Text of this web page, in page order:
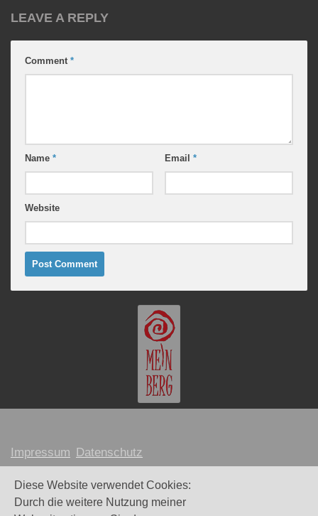
LEAVE A REPLY
Comment *
Name * Email *
Website
Impressum Datenschutz
MARION MEINBERG © 2026
Webdesign und Umsetzung:Maike Littkemann
Diese Website verwendet Cookies:
Durch die weitere Nutzung meiner